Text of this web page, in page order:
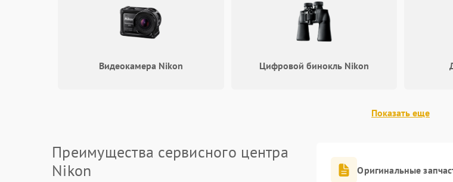
Видеокамера Nikon Цифровой бинокль Nikon
Показать еще
Преимущества сервисного центра
Nikon
Оригинальные